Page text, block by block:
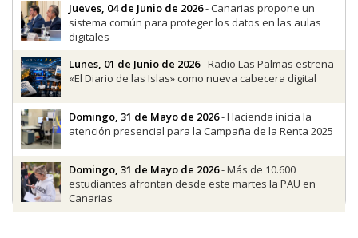
Jueves, 04 de Junio de 2026- Canarias propone un
sistema común para proteger los datos en las aulas
digitales
Lunes, 01 de Junio de 2026- Radio Las Palmas estrena
«El Diario de las Islas» como nueva cabecera digital
Domingo, 31 de Mayo de 2026- Hacienda inicia la
atención presencial para la Campaña de la Renta 2025
Domingo, 31 de Mayo de 2026- Más de 10.600
estudiantes afrontan desde este martes la PAU en
Canarias